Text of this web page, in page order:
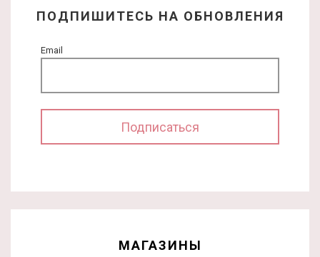
ПОДПИШИТЕСЬ НА ОБНОВЛЕНИЯ
Email
МАГАЗИНЫ